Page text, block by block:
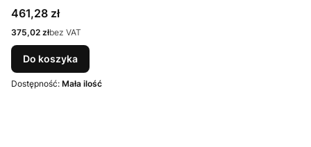
Cena
461,28 zł
Cena
375,02 złbez VAT
Do koszyka
Dostępność: Mała ilość